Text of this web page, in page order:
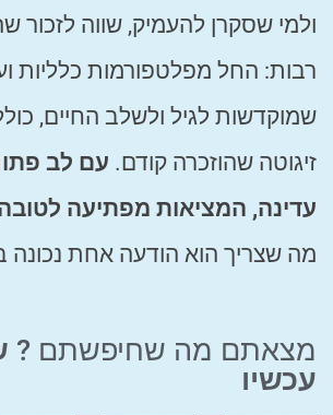
ולמי שסקרן להעמיק, שווה לזכור
רבות: החל מפלטפורמות כלליות
שמוקדשות לגיל ולשלב החיים,
זיגוטה שהוזכרה קודם. עם לב
עדינה, המציאות מפתיעה
מה שצריך הוא הודעה אחת נכונה
מצאתם מה שחיפשתם ?
עכשיו